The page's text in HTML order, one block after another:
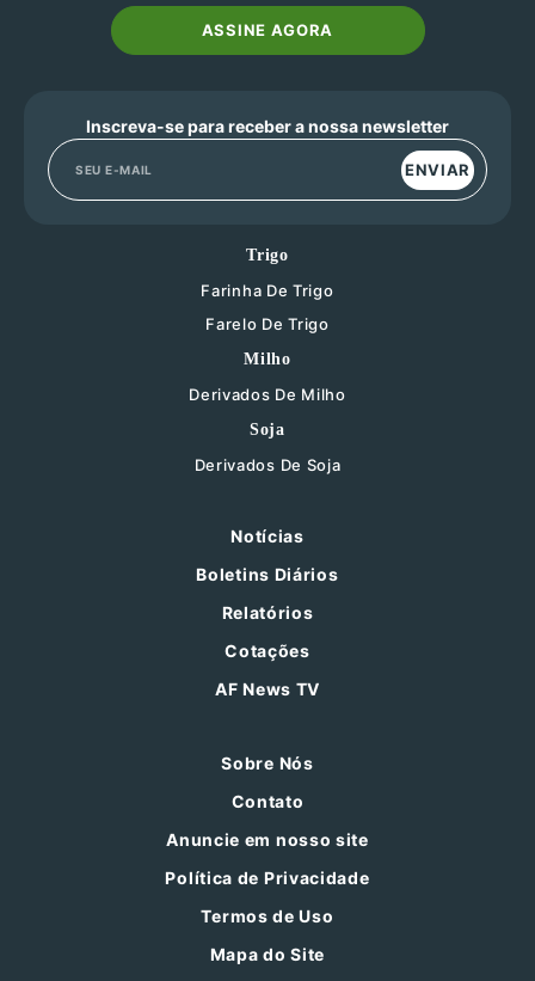
ASSINE AGORA
Inscreva-se para receber a nossa newsletter
ENVIAR
Trigo
Farinha De Trigo
Farelo De Trigo
Milho
Derivados De Milho
Soja
Derivados De Soja
Notícias
Boletins Diários
Relatórios
Cotações
AF News TV
Sobre Nós
Contato
Anuncie em nosso site
Política de Privacidade
Termos de Uso
Mapa do Site